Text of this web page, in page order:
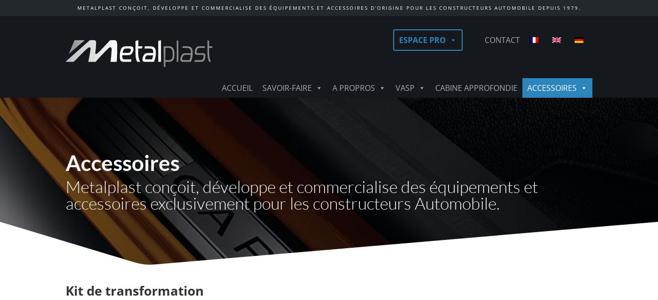
METALPLAST CONÇOIT, DÉVELOPPE ET COMMERCIALISE DES ÉQUIPEMENTS ET ACCESSOIRES D’ORIGINE POUR LES CONSTRUCTEURS AUTOMOBILE DEPUIS 1979.
ESPACE PRO CONTACT
ACCUEIL SAVOIR-FAIRE A PROPROS VASP CABINE APPROFONDIE ACCESSOIRES
Accessoires
Metalplast conçoit, développe et commercialise des équipements et
accessoires exclusivement pour les constructeurs Automobile.
Kit de transformation